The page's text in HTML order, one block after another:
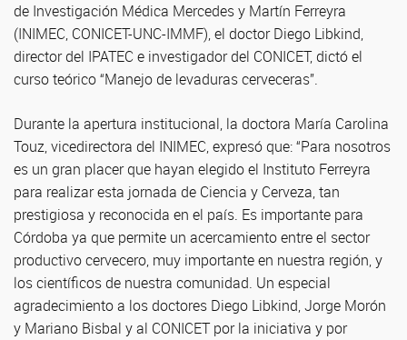
de Investigación Médica Mercedes y Martín Ferreyra
(INIMEC, CONICET-UNC-IMMF), el doctor Diego Libkind,
director del IPATEC e investigador del CONICET, dictó el
curso teórico “Manejo de levaduras cerveceras”.
Durante la apertura institucional, la doctora María Carolina
Touz, vicedirectora del INIMEC, expresó que: “Para nosotros
es un gran placer que hayan elegido el Instituto Ferreyra
para realizar esta jornada de Ciencia y Cerveza, tan
prestigiosa y reconocida en el país. Es importante para
Córdoba ya que permite un acercamiento entre el sector
productivo cervecero, muy importante en nuestra región, y
los científicos de nuestra comunidad. Un especial
agradecimiento a los doctores Diego Libkind, Jorge Morón
y Mariano Bisbal y al CONICET por la iniciativa y por